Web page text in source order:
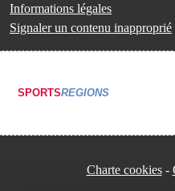
Informations légales
Signaler un contenu inapproprié
SPORTSREGIONS
Charte cookies